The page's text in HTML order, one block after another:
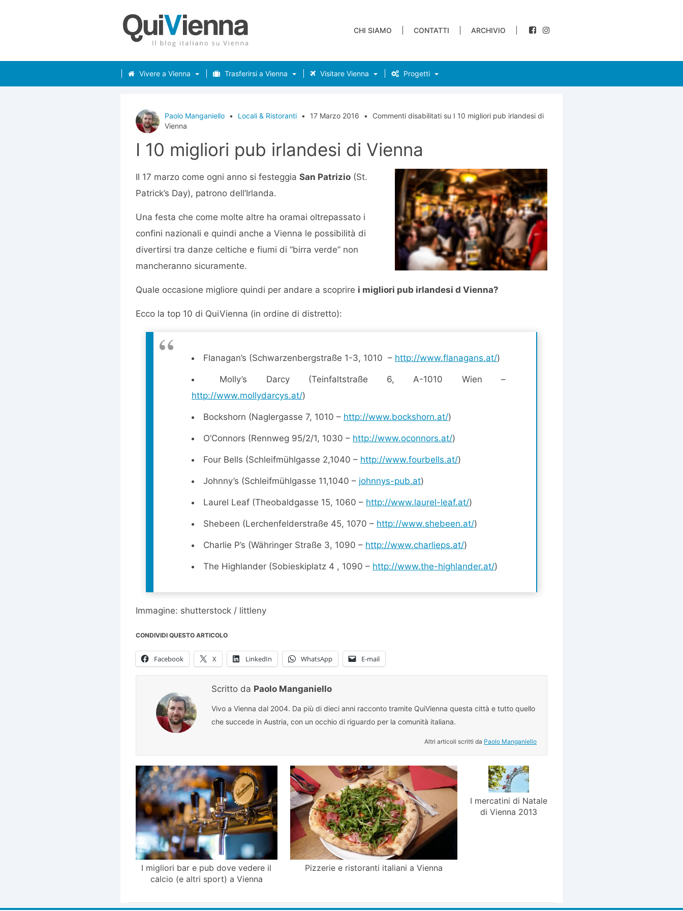
CHI SIAMO CONTATTI ARCHIVIO
Vivere a Vienna Trasferirsi a Vienna Visitare Vienna Progetti
Paolo Manganiello • Locali & Ristoranti • 17 Marzo 2016 • Commenti disabilitatisu I 10 migliori pub irlandesi di
Vienna
I 10 migliori pub irlandesi di Vienna
Il 17 marzo come ogni anno si festeggia San Patrizio (St.
Patrick’s Day), patrono dell’Irlanda.
Una festa che come molte altre ha oramai oltrepassato i
confini nazionali e quindi anche a Vienna le possibilità di
divertirsi tra danze celtiche e fiumi di “birra verde” non
mancheranno sicuramente.
Quale occasione migliore quindi per andare a scoprire i migliori pub irlandesi d Vienna?
Ecco la top 10 di QuiVienna (in ordine di distretto):
Flanagan’s (Schwarzenbergstraße 1-3, 1010 – http://www.flanagans.at/)
Molly’s Darcy (Teinfaltstraße 6, A-1010 Wien –
http://www.mollydarcys.at/)
Bockshorn (Naglergasse 7, 1010 – http://www.bockshorn.at/)
O’Connors (Rennweg 95/2/1, 1030 – http://www.oconnors.at/)
Four Bells (Schleifmühlgasse 2,1040 – http://www.fourbells.at/)
Johnny’s (Schleifmühlgasse 11,1040 – johnnys-pub.at)
Laurel Leaf (Theobaldgasse 15, 1060 – http://www.laurel-leaf.at/)
Shebeen (Lerchenfelderstraße 45, 1070 – http://www.shebeen.at/)
Charlie P’s (Währinger Straße 3, 1090 – http://www.charlieps.at/)
The Highlander (Sobieskiplatz 4 , 1090 – http://www.the-highlander.at/)
Immagine: shutterstock / littleny
CONDIVIDI QUESTO ARTICOLO
Facebook X LinkedIn WhatsApp E-mail
Scritto da Paolo Manganiello
Vivo a Vienna dal 2004. Da più di dieci anni racconto tramite QuiVienna questa città e tutto quello
che succede in Austria, con un occhio di riguardo per la comunità italiana.
Altri articoli scritti da Paolo Manganiello
I migliori bar e pub dove vedere il
calcio (e altri sport) a Vienna
Pizzerie e ristoranti italiani a Vienna
I mercatini di Natale
di Vienna 2013